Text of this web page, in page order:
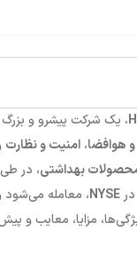
یک شرکت پیشرو و بزرگ
هوافضا، امنیت و نظارت
بهداشتی، در
NYSE، معامله می‌شود
مزایا، معایب و